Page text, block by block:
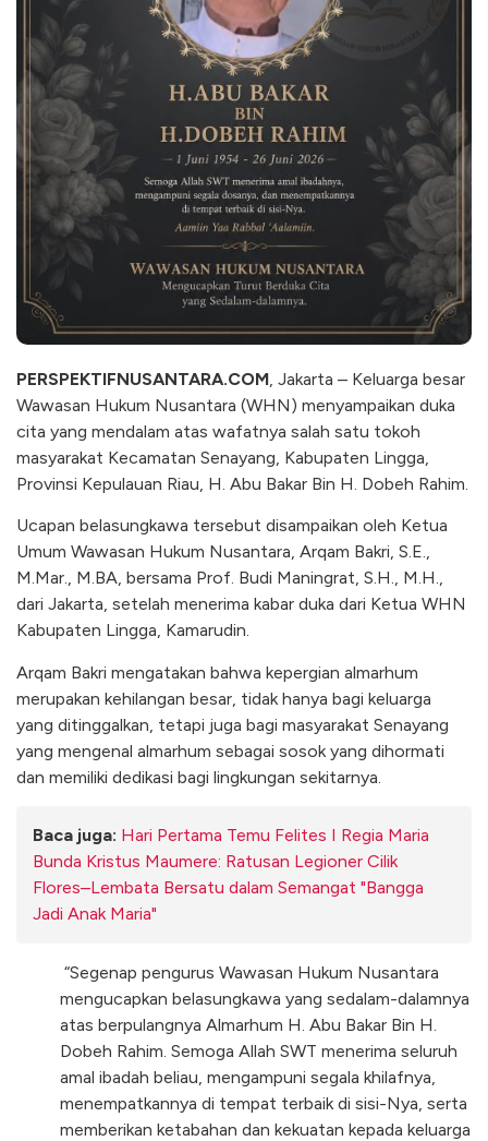
PERSPEKTIFNUSANTARA.COM, Jakarta – Keluarga besar
Wawasan Hukum Nusantara (WHN) menyampaikan duka
cita yang mendalam atas wafatnya salah satu tokoh
masyarakat Kecamatan Senayang, Kabupaten Lingga,
Provinsi Kepulauan Riau, H. Abu Bakar Bin H. Dobeh Rahim.
Ucapan belasungkawa tersebut disampaikan oleh Ketua
Umum Wawasan Hukum Nusantara, Arqam Bakri, S.E.,
M.Mar., M.BA, bersama Prof. Budi Maningrat, S.H., M.H.,
dari Jakarta, setelah menerima kabar duka dari Ketua WHN
Kabupaten Lingga, Kamarudin.
Arqam Bakri mengatakan bahwa kepergian almarhum
merupakan kehilangan besar, tidak hanya bagi keluarga
yang ditinggalkan, tetapi juga bagi masyarakat Senayang
yang mengenal almarhum sebagai sosok yang dihormati
dan memiliki dedikasi bagi lingkungan sekitarnya.
Baca juga: Hari Pertama Temu Felites I Regia Maria
Bunda Kristus Maumere: Ratusan Legioner Cilik
Flores–Lembata Bersatu dalam Semangat "Bangga
Jadi Anak Maria"
“Segenap pengurus Wawasan Hukum Nusantara
mengucapkan belasungkawa yang sedalam-dalamnya
atas berpulangnya Almarhum H. Abu Bakar Bin H.
Dobeh Rahim. Semoga Allah SWT menerima seluruh
amal ibadah beliau, mengampuni segala khilafnya,
menempatkannya di tempat terbaik di sisi-Nya, serta
memberikan ketabahan dan kekuatan kepada keluarga